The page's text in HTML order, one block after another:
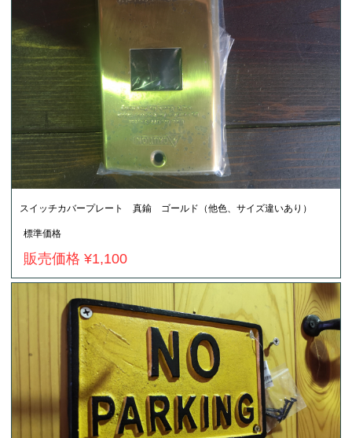
スイッチカバープレート 真鍮 ゴールド（他色、サイズ違いあり）
標準価格
販売価格 ¥1,100